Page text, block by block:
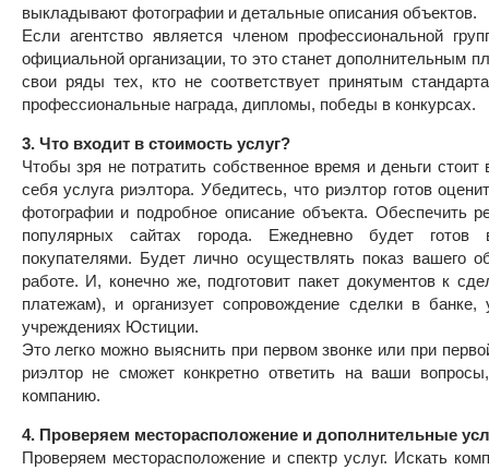
выкладывают фотографии и детальные описания объектов.
Если агентство является членом профессиональной
официальной организации, то это станет дополнительным
свои ряды тех, кто не соответствует принятым
профессиональные награда, дипломы, победы в конкурсах.
3. Что входит в стоимость услуг?
Чтобы зря не потратить собственное время и деньги
себя услуга риэлтора. Убедитесь, что риэлтор готов
фотографии и подробное описание объекта. Обеспечить
популярных сайтах города. Ежедневно будет готов
покупателями. Будет лично осуществлять показ вашего
работе. И, конечно же, подготовит пакет документов к
платежам), и организует сопровождение сделки в
учреждениях Юстиции.
Это легко можно выяснить при первом звонке или при
риэлтор не сможет конкретно ответить на ваши
компанию.
4. Проверяем месторасположение и дополнительные
Проверяем месторасположение и спектр услуг. Искать